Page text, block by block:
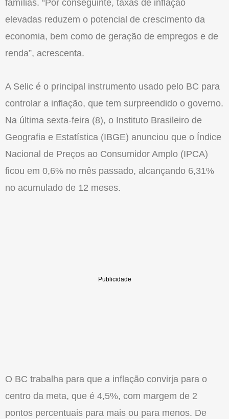
famílias. “Por conseguinte, taxas de inflação
elevadas reduzem o potencial de crescimento da
economia, bem como de geração de empregos e de
renda”, acrescenta.
A Selic é o principal instrumento usado pelo BC para
controlar a inflação, que tem surpreendido o governo.
Na última sexta-feira (8), o Instituto Brasileiro de
Geografia e Estatística (IBGE) anunciou que o Índice
Nacional de Preços ao Consumidor Amplo (IPCA)
ficou em 0,6% no mês passado, alcançando 6,31%
no acumulado de 12 meses.
O BC trabalha para que a inflação convirja para o
centro da meta, que é 4,5%, com margem de 2
pontos percentuais para mais ou para menos. De